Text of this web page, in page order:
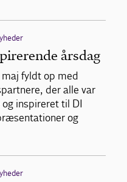
årsdag
fyldt op med
der alle var
inspireret til DI
og